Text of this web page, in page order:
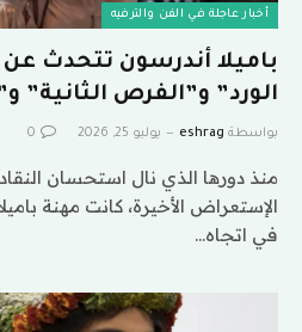
أخبار عاجلة في الفن والترفيه
باميلا أندرسون تتحدث
الورد” و”الفرص الثانية”
بواسطة eshrag يوليو 25, 2026 0
الإستعراض الأخيرة، كانت مهنة
في اتجاه…